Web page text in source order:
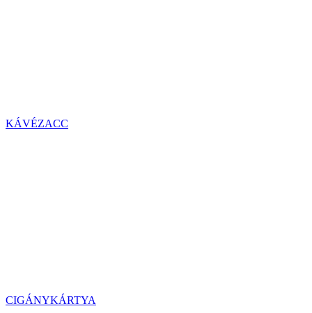
KÁVÉZACC
CIGÁNYKÁRTYA